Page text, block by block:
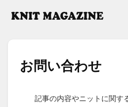
お問い​合わせ
記事の内容やニットに関す